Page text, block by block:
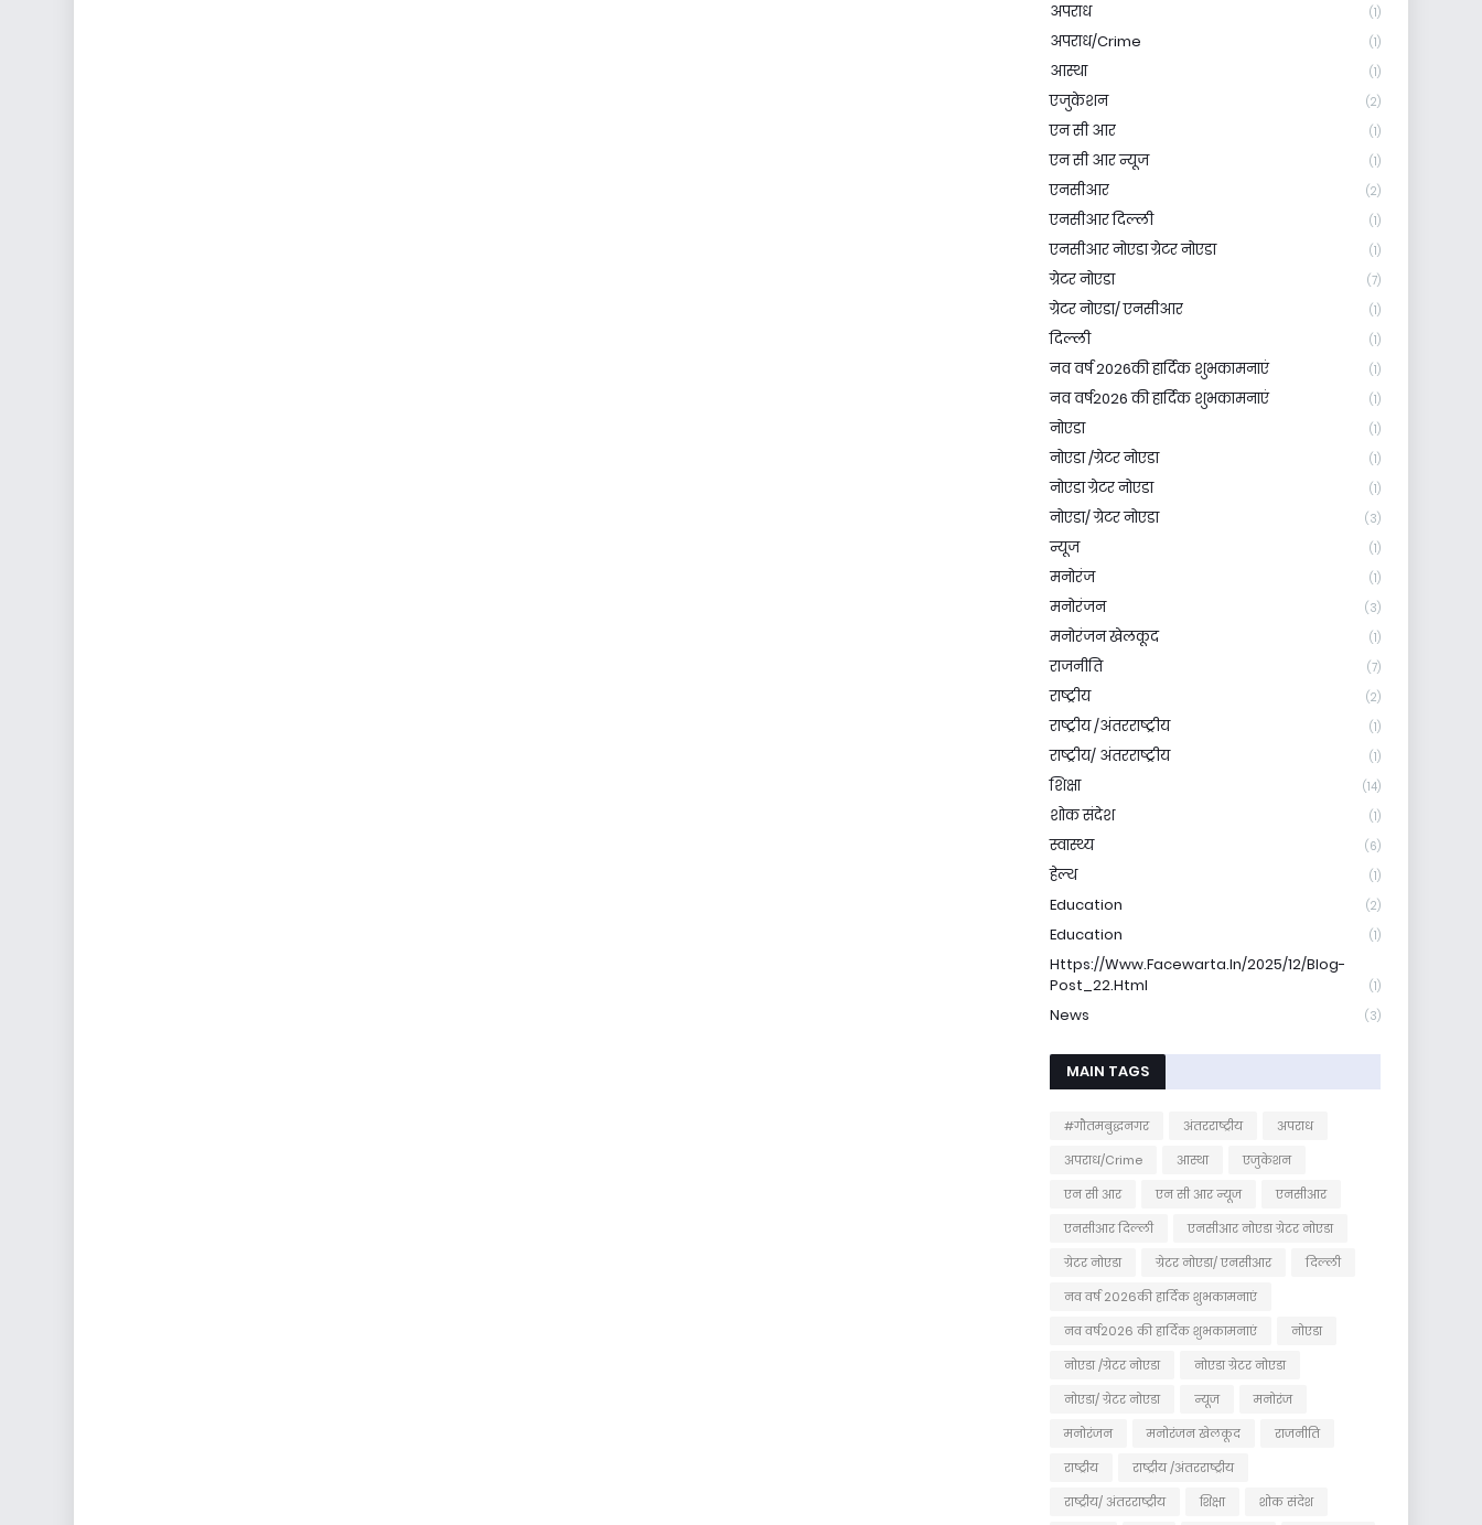
अपराध (1)
अपराध/Crime (1)
आस्था (1)
एजुकेशन (2)
एन सी आर (1)
एन सी आर न्यूज (1)
एनसीआर (2)
एनसीआर दिल्ली (1)
एनसीआर नोएडा ग्रेटर नोएडा (1)
ग्रेटर नोएडा (7)
ग्रेटर नोएडा/ एनसीआर (1)
दिल्ली (1)
नव वर्ष 2026की हार्दिक शुभकामनाएं (1)
नव वर्ष2026 की हार्दिक शुभकामनाएं (1)
नोएडा (1)
नोएडा /ग्रेटर नोएडा (1)
नोएडा ग्रेटर नोएडा (1)
नोएडा/ ग्रेटर नोएडा (3)
न्यूज (1)
मनोरंज (1)
मनोरंजन (3)
मनोरंजन खेलकूद (1)
राजनीति (7)
राष्ट्रीय (2)
राष्ट्रीय /अंतरराष्ट्रीय (1)
राष्ट्रीय/ अंतरराष्ट्रीय (1)
शिक्षा (14)
शोक संदेश (1)
स्वास्थ्य (6)
हेल्थ (1)
Education (2)
Education (1)
Https://www.facewarta.in/2025/12/blog-
Post_22.html
(1)
News (3)
MAIN TAGS
#गौतमबुद्धनगर अंतरराष्ट्रीय
अपराध
अपराध/Crime
आस्था
एजुकेशन
एन सी आर
एन सी आर न्यूज
एनसीआर
एनसीआर दिल्ली
एनसीआर नोएडा ग्रेटर नोएडा
ग्रेटर नोएडा
ग्रेटर नोएडा/ एनसीआर
दिल्ली
नव वर्ष 2026की हार्दिक शुभकामनाएं
नव वर्ष2026 की हार्दिक शुभकामनाएं
नोएडा
नोएडा /ग्रेटर नोएडा
नोएडा ग्रेटर नोएडा
नोएडा/ ग्रेटर नोएडा
न्यूज
मनोरंज
मनोरंजन
मनोरंजन खेलकूद
राजनीति
राष्ट्रीय
राष्ट्रीय /अंतरराष्ट्रीय
राष्ट्रीय/ अंतरराष्ट्रीय
शिक्षा शोक संदेश